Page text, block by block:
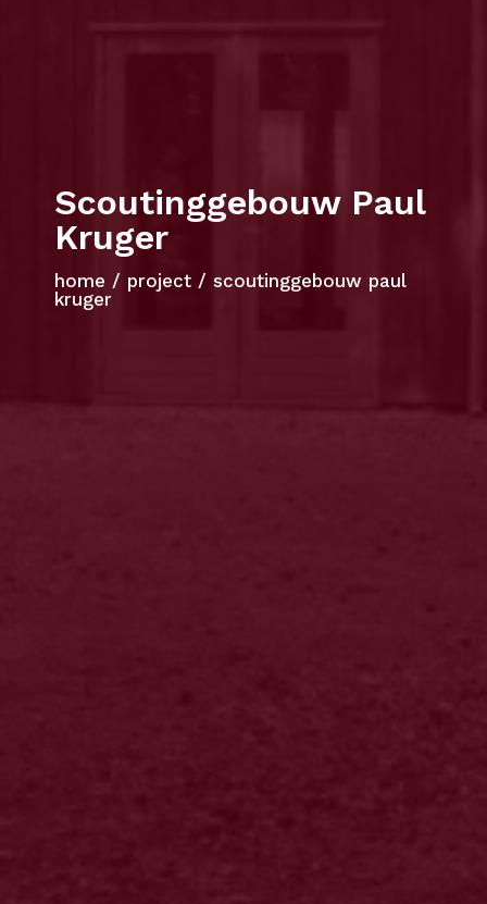
Scoutinggebouw Paul
Kruger
home / project / scoutinggebouw paul
kruger